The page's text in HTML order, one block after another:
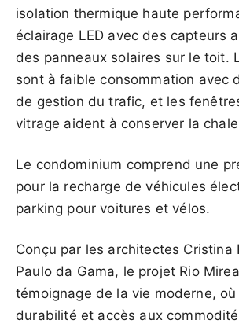
isolation thermique haute
éclairage LED avec des capteurs
des panneaux solaires sur le toit.
sont à faible consommation avec
de gestion du trafic, et les
vitrage aident à conserver la
Le condominium comprend une
pour la recharge de véhicules
parking pour voitures et vélos.
Conçu par les architectes Cristina
Paulo da Gama, le projet Rio
témoignage de la vie moderne,
durabilité et accès aux